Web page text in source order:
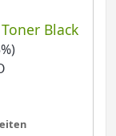
Black